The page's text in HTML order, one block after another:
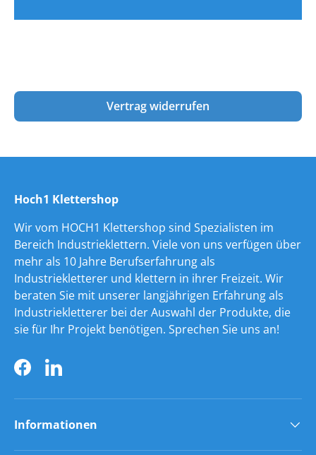
Vertrag widerrufen
Hoch1 Klettershop
Wir vom HOCH1 Klettershop sind Spezialisten im
Bereich Industrieklettern. Viele von uns verfügen über
mehr als 10 Jahre Berufserfahrung als
Industriekletterer und klettern in ihrer Freizeit. Wir
beraten Sie mit unserer langjährigen Erfahrung als
Industriekletterer bei der Auswahl der Produkte, die
sie für Ihr Projekt benötigen. Sprechen Sie uns an!
FacebookLinkedIn
Informationen